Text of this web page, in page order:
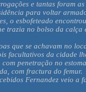
e tantas foram
para voltar
o esbofeteado
trazia no bolso da
que se achavam no
facultativos da cidade
penetração no
com fractura do femur.
Fernandez veio a